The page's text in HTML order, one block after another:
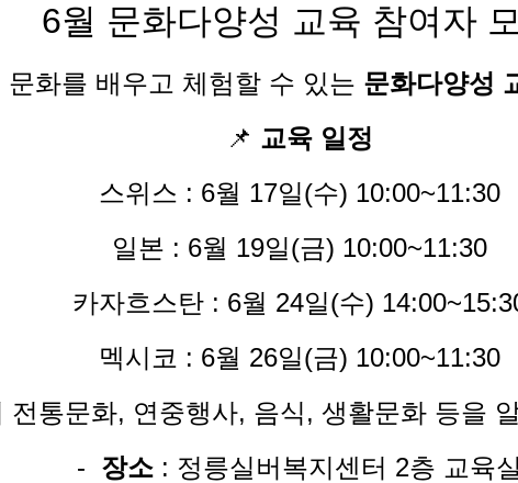
6월 문화다양성 교육 참여자
문화를 배우고 체험할 수 있는 문화다양성
📌 교육 일정
스위스 : 6월 17일(수) 10:00~11:30
일본 : 6월 19일(금) 10:00~11:30
카자흐스탄 : 6월 24일(수)
멕시코 : 6월 26일(금) 10:00~11:30
전통문화, 연중행사, 음식, 생활문화 등을
- 장소 : 정릉실버복지센터 2층 교육실